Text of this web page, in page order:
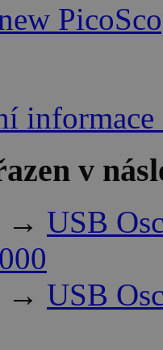
informace
v
→ USB
→ USB